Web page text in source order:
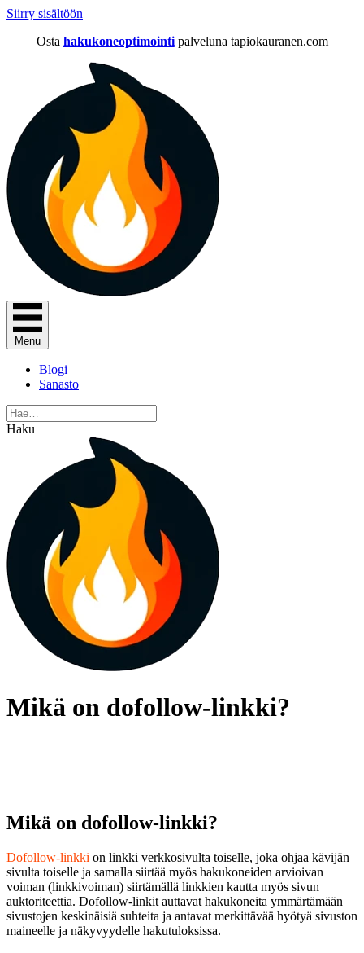
Siirry sisältöön
Osta hakukoneoptimointi palveluna tapiokauranen.com
Menu
Blogi
Sanasto
Haku
Mikä on dofollow-linkki?
Mikä on dofollow-linkki?
Dofollow-linkki on linkki verkkosivulta toiselle, joka ohjaa kävijän
sivulta toiselle ja samalla siirtää myös hakukoneiden arvioivan
voiman (linkkivoiman) siirtämällä linkkien kautta myös sivun
auktoriteettia. Dofollow-linkit auttavat hakukoneita ymmärtämään
sivustojen keskinäisiä suhteita ja antavat merkittävää hyötyä sivuston
maineelle ja näkyvyydelle hakutuloksissa.